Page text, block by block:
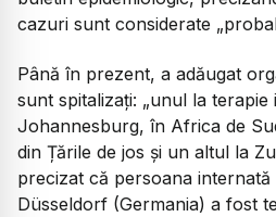
cazuri sunt considerate
Până în prezent, a adăugat
sunt spitalizați: „unul la terapie
Johannesburg, în Africa de
din Țările de jos și un altul la
precizat că persoana internată
Düsseldorf (Germania) a fost